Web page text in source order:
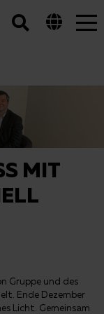
MIT
Gruppe und des
Ende Dezember
Licht. Gemeinsam